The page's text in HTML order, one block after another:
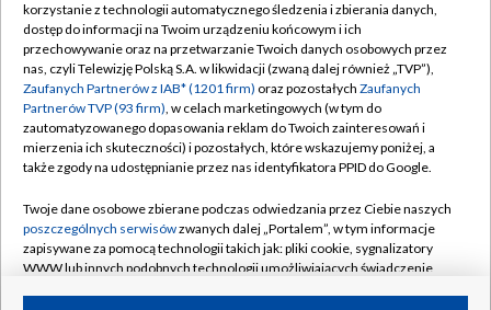
TVP
Abonament TVP
Sklep TVP
Biuro Reklamy
Oferta Handlowa
Emisja w TVP
Rada Programowa
Ogłoszenia przetargowe
Regulamin TVP
Polityka prywatności
Moje zgody
Biuro reklamy
Kanały
korzystanie z technologii automatycznego śledzenia i zbierania danych,
dostęp do informacji na Twoim urządzeniu końcowym i ich
przechowywanie oraz na przetwarzanie Twoich danych osobowych przez
nas, czyli Telewizję Polską S.A. w likwidacji (zwaną dalej również „TVP”),
Zaufanych Partnerów z IAB* (1201 firm) oraz pozostałych Zaufanych
Partnerów TVP (93 firm), w celach marketingowych (w tym do
zautomatyzowanego dopasowania reklam do Twoich zainteresowań i
mierzenia ich skuteczności) i pozostałych, które wskazujemy poniżej, a
także zgody na udostępnianie przez nas identyfikatora PPID do Google.
Twoje dane osobowe zbierane podczas odwiedzania przez Ciebie naszych
poszczególnych serwisówzwanych dalej „Portalem”, w tym informacje
zapisywane za pomocą technologii takich jak: pliki cookie, sygnalizatory
WWW lub innych podobnych technologii umożliwiających świadczenie